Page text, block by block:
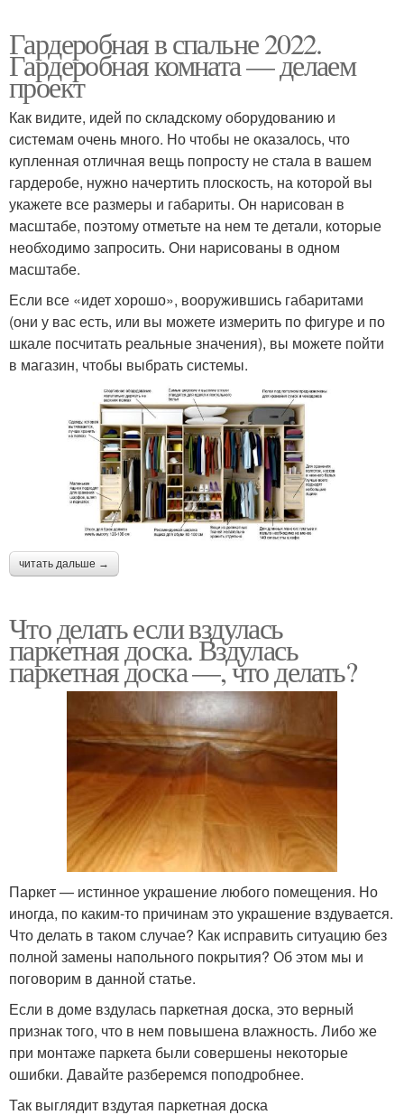
Гардеробная в спальне 2022.
Гардеробная комната — делаем
проект
Как видите, идей по складскому оборудованию и
системам очень много. Но чтобы не оказалось, что
купленная отличная вещь попросту не стала в вашем
гардеробе, нужно начертить плоскость, на которой вы
укажете все размеры и габариты. Он нарисован в
масштабе, поэтому отметьте на нем те детали, которые
необходимо запросить. Они нарисованы в одном
масштабе.
Если все «идет хорошо», вооружившись габаритами
(они у вас есть, или вы можете измерить по фигуре и по
шкале посчитать реальные значения), вы можете пойти
в магазин, чтобы выбрать системы.
читать дальше →
Что делать если вздулась
паркетная доска. Вздулась
паркетная доска —, что делать?
Паркет — истинное украшение любого помещения. Но
иногда, по каким-то причинам это украшение вздувается.
Что делать в таком случае? Как исправить ситуацию без
полной замены напольного покрытия? Об этом мы и
поговорим в данной статье.
Если в доме вздулась паркетная доска, это верный
признак того, что в нем повышена влажность. Либо же
при монтаже паркета были совершены некоторые
ошибки. Давайте разберемся поподробнее.
Так выглядит вздутая паркетная доска